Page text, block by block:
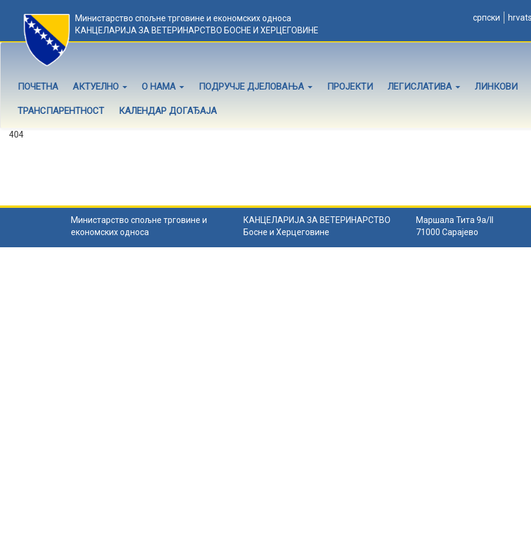
Министарство спољне трговине и економских односа
КАНЦЕЛАРИЈА ЗА ВЕТЕРИНАРСТВО БОСНЕ И ХЕРЦЕГОВИНЕ
српски
ПОЧЕТНА АКТУЕЛНО О НАМА ПОДРУЧЈЕ ДЈЕЛОВАЊА ПРОЈЕКТИ ЛЕГИСЛАТИВА ЛИНКОВИ
ТРАНСПАРЕНТНОСТ КАЛЕНДАР ДОГАЂАЈА
404
Министарство спољне трговине и
економских односа
КАНЦЕЛАРИЈА ЗА ВЕТЕРИНАРСТВО
Босне и Херцеговине
Маршала Тита 9а/II
71000 Сарајево